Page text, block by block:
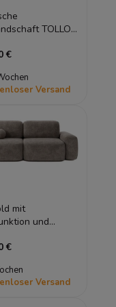
TOLLO
Sitz &
€
Versand
mit
und
€
Versand